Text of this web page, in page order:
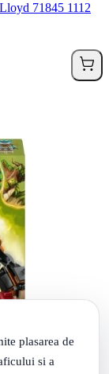
plasarea de
si a
71845 1112